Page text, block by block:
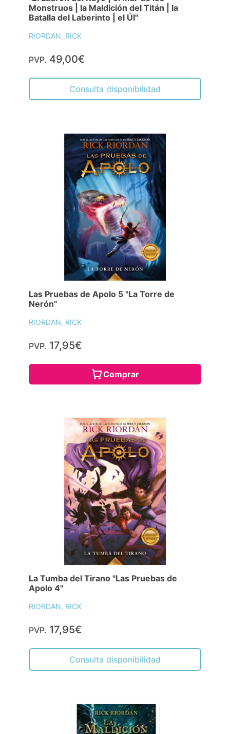
Monstruos | la Maldición del Titán | la
Batalla del Laberinto | el Úl"
RIORDAN, RICK
PVP. 49,00€
Consulta disponibilidad
Las Pruebas de Apolo 5 "La Torre de
Nerón"
RIORDAN, RICK
PVP. 17,95€
Comprar
La Tumba del Tirano "Las Pruebas de
Apolo 4"
RIORDAN, RICK
PVP. 17,95€
Consulta disponibilidad